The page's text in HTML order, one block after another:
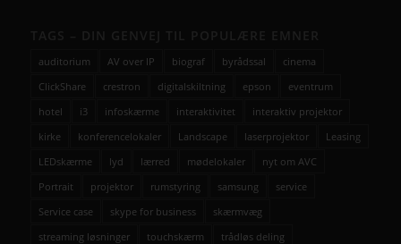
auditorium AV over IP biograf byrådssal
cinema
ClickShare
crestron digitalskiltning epson
eventrum
hotel
i3 infoskærme interaktivitet
interaktiv projektor
kirke
konferencelokaler Landscape laserprojektor
Leasing
LEDskærme
lyd lærred mødelokaler
nyt om AVC
Portrait
projektor rumstyring samsung
service
Service case
skype for business
skærmvæg
streaming løsninger
touchskærm
trådløs deling